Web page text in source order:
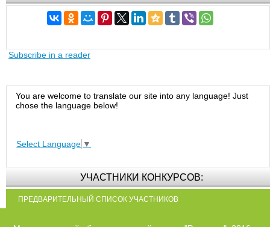
Subscribe in a reader
You are welcome to translate our site into any language! Just
chose the language below!
Select Language ▼
УЧАСТНИКИ КОНКУРСОВ:
ПРЕДВАРИТЕЛЬНЫЙ СПИСОК УЧАСТНИКОВ